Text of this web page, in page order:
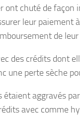
ont chuté de
leur paiement
de
des crédits dont
une perte sèche
étaient aggravés
avec comme